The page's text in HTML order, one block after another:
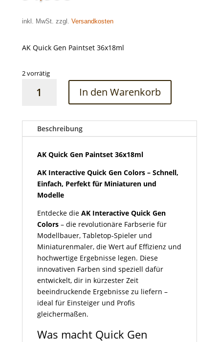
inkl. MwSt. zzgl. Versandkosten
AK Quick Gen Paintset 36x18ml
2 vorrätig
Quick
36x18ml
Menge
In den Warenkorb
Beschreibung
AK Quick Gen Paintset 36x18ml
AK Interactive Quick Gen Colors – Schnell,
Einfach, Perfekt für Miniaturen und
Modelle
Entdecke die AK Interactive Quick Gen
Colors– die revolutionäre Farbserie für
Modellbauer, Tabletop-Spieler und
Miniaturenmaler, die Wert auf Effizienz und
hochwertige Ergebnisse legen. Diese
innovativen Farben sind speziell dafür
entwickelt, dir in kürzester Zeit
beeindruckende Ergebnisse zu liefern –
ideal für Einsteiger und Profis
gleichermaßen.
Was macht Quick Gen